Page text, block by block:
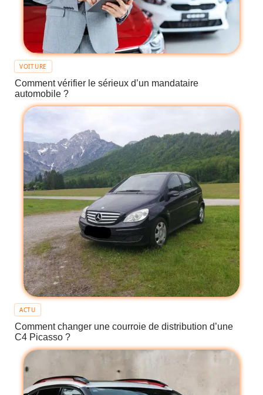
VOITURE
Comment vérifier le sérieux d’un mandataire
automobile ?
ACTU
Comment changer une courroie de distribution d’une
C4 Picasso ?